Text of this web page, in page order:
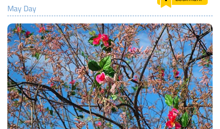
LERNCENTER
ENGLISCH
ENGLAND ZUHAUSE
BRITISH SHOP
May Day